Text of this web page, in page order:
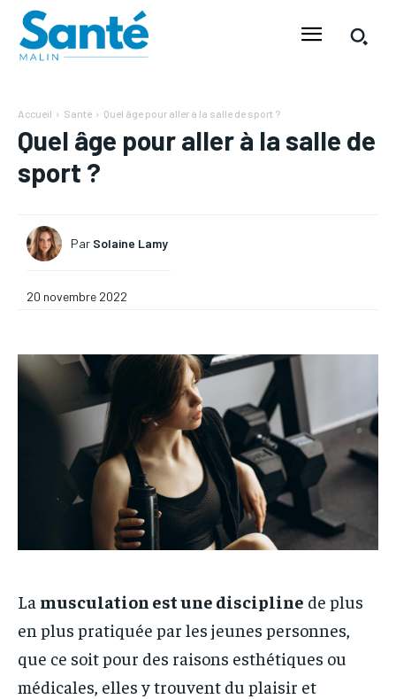
Accueil Santé Quel âge pour aller à la salle de sport ?
Quel âge pour aller à la salle de
sport ?
Par Solaine Lamy
20 novembre 2022
La musculation est une discipline de plus
en plus pratiquée par les jeunes personnes,
que ce soit pour des raisons esthétiques ou
médicales, elles y trouvent du plaisir et